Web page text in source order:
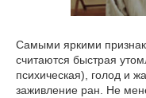
Самыми яркими
считаются быстрая
психическая), голод и
заживление ран. Не